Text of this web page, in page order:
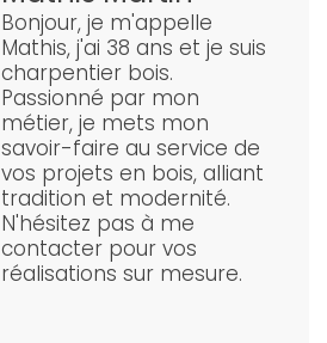
Bonjour, je m'appelle
Mathis, j'ai 38 ans et je suis
charpentier bois.
Passionné par mon
métier, je mets mon
savoir-faire au service de
vos projets en bois, alliant
tradition et modernité.
N'hésitez pas à me
contacter pour vos
réalisations sur mesure.